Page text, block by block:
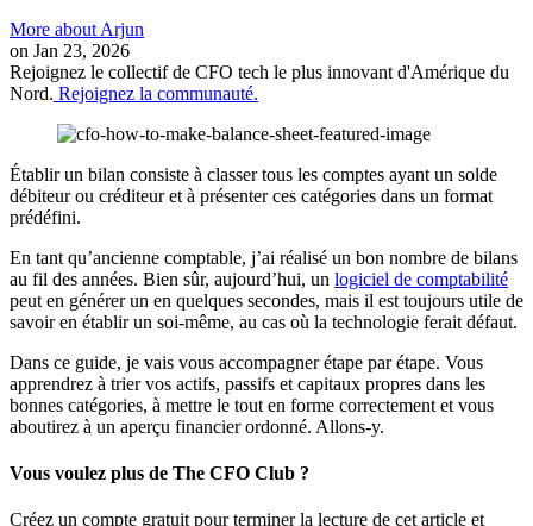
More about Arjun
on Jan 23, 2026
Rejoignez le collectif de CFO tech le plus innovant d'Amérique du
Nord. Rejoignez la communauté.
Établir un bilan consiste à classer tous les comptes ayant un solde
débiteur ou créditeur et à présenter ces catégories dans un format
prédéfini.
En tant qu’ancienne comptable, j’ai réalisé un bon nombre de bilans
au fil des années. Bien sûr, aujourd’hui, un logiciel de comptabilité
peut en générer un en quelques secondes, mais il est toujours utile de
savoir en établir un soi-même, au cas où la technologie ferait défaut.
Dans ce guide, je vais vous accompagner étape par étape. Vous
apprendrez à trier vos actifs, passifs et capitaux propres dans les
bonnes catégories, à mettre le tout en forme correctement et vous
aboutirez à un aperçu financier ordonné. Allons-y.
Vous voulez plus de The CFO Club ?
Créez un compte gratuit pour terminer la lecture de cet article et